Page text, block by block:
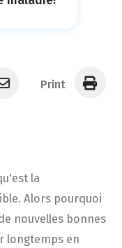
Print
la
Alorspourquoi
nouvelles bonnes
longtemps en